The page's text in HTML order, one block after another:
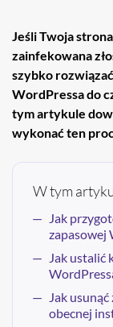
Jeśli Twoja
zainfekowana
szybko
WordPressa do
tym artykule
wykonać ten
W tym
Jak
zapasowej
Jak ustalić
Jak
obecnej